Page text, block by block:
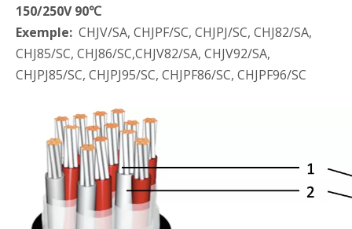
150/250V 90℃
Exemple: CHJV/SA, CHJPF/SC, CHJPJ/SC, CHJ82/SA,
CHJ85/SC, CHJ86/SC,CHJV82/SA, CHJV92/SA,
CHJPJ85/SC, CHJPJ95/SC, CHJPF86/SC, CHJPF96/SC